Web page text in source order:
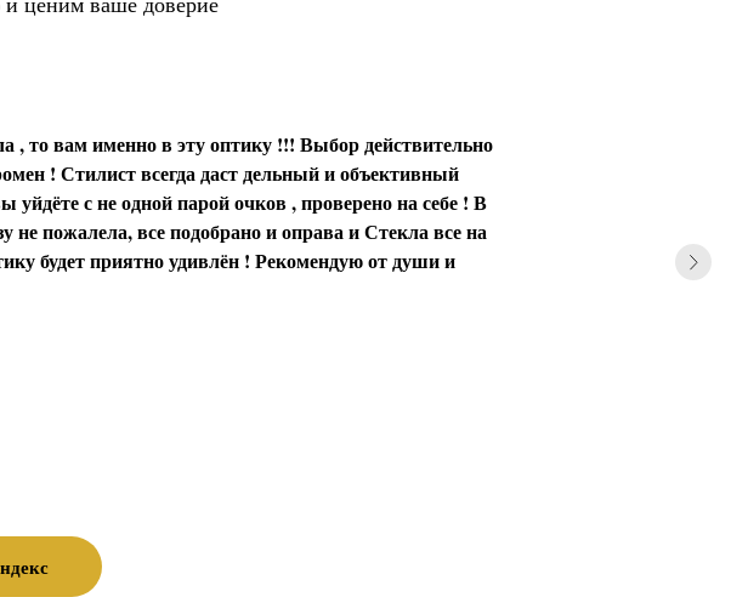
, то вам именно в эту оптику !!! Выбор действительно
! Стилист всегда даст дельный и объективный
с не одной парой очков , проверено на себе ! В
пожалела, все подобрано и оправа и Стекла все на
будет приятно удивлён ! Рекомендую от души и